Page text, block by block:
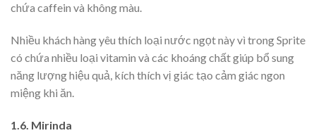
chứa caffein và không màu.
Nhiều khách hàng yêu thích loại nước ngọt này vì trongSprite
có chứa nhiều loại vitamin và các khoáng chất giúp bổ sung
năng lượng hiệu quả, kích thích vị giác tạo cảm giác ngon
miệng khi ăn.
1.6. Mirinda